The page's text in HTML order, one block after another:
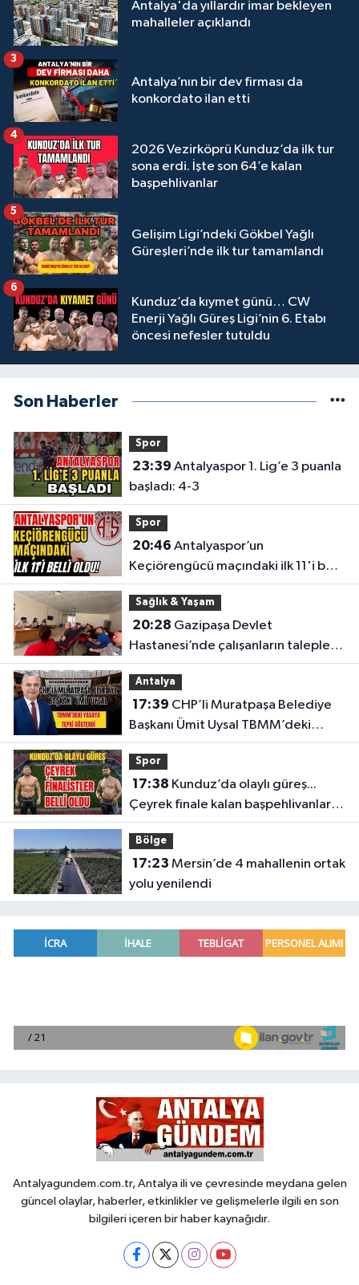
Antalya'da yıllardır imar bekleyen
mahalleler açıklandı
Antalya’nın bir dev firması da
konkordato ilan etti
3
2026 Vezirköprü Kunduz’da ilk tur
sona erdi. İşte son 64’e kalan
başpehlivanlar
4
Gelişim Ligi’ndeki Gökbel Yağlı
Güreşleri’nde ilk tur tamamlandı
5
Kunduz’da kıymet günü… CW
Enerji Yağlı Güreş Ligi’nin 6. Etabı
öncesi nefesler tutuldu
6
Son Haberler
Spor
23:39
başladı: 4-3
Spor
20:46
Keçiörengücü maçındaki ilk 11'i belli
oldu!
Sağlık & Yaşam
20:28
Hastanesi’nde çalışanların talepleri
masaya yatırıldı
Antalya
17:39
Başkanı Ümit Uysal TBMM’deki
yasaya tepki gösterdi
Spor
17:38
Çeyrek finale kalan başpehlivanlar
belli oldu
Bölge
17:23
yolu yenilendi
Antalyagundem.com.tr, Antalya ili ve çevresinde meydana gelen
güncel olaylar, haberler, etkinlikler ve gelişmelerle ilgili en son
bilgileri içeren bir haber kaynağıdır.